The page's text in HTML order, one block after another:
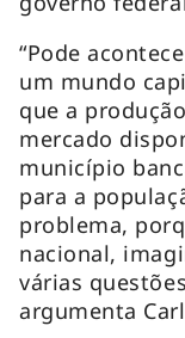
“Pode
um mundo
que a
mercado
município
para a
problema,
nacional,
várias
argumenta